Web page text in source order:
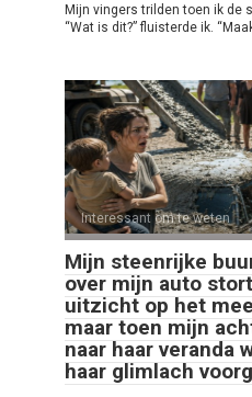
Mijn vingers trilden toen ik de
“Wat is dit?” fluisterde ik.
Interessant om te weten
Mijn steenrijke
over mijn auto
uitzicht op het
maar toen mijn
naar haar veranda
haar glimlach